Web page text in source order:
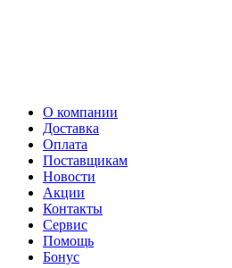
О компании
Доставка
Оплата
Поставщикам
Новости
Акции
Контакты
Сервис
Помощь
Бонус